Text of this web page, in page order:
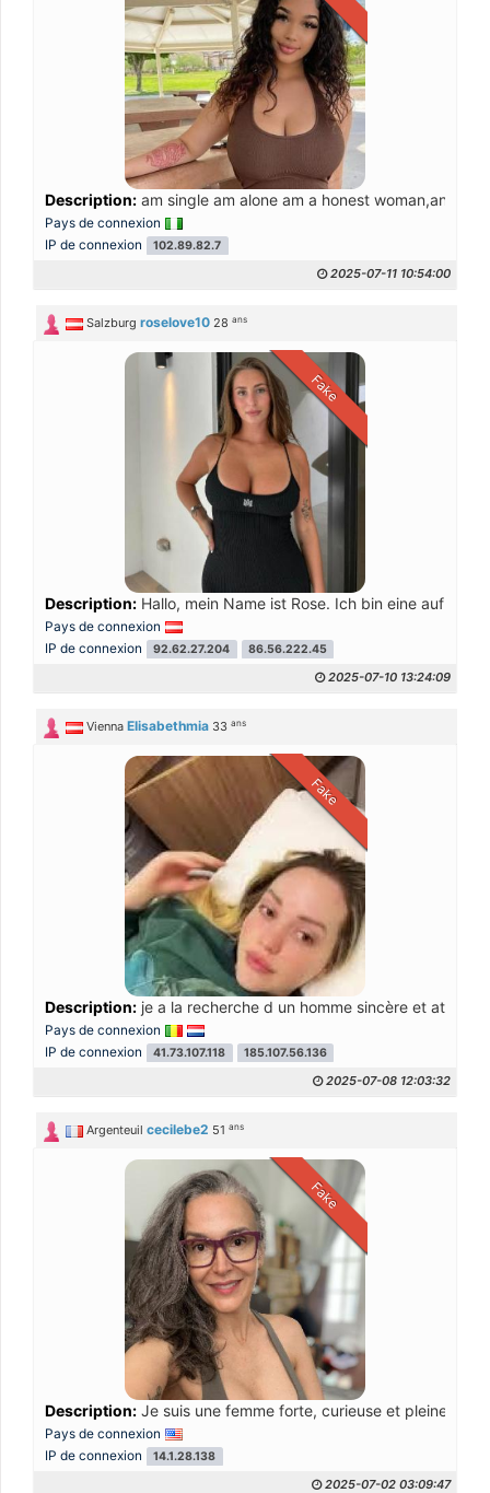
Description: am single am alone am a honest woman,and I
Pays de connexion
IP de connexion
102.89.82.7
2025-07-11 10:54:00
Salzburg roselove10 28ans
Fake
Description: Hallo, mein Name ist Rose. Ich bin eine
Pays de connexion
IP de connexion
92.62.27.204 86.56.222.45
2025-07-10 13:24:09
Vienna Elisabethmia 33ans
Fake
Description: je a la recherche d un homme sincère et
Pays de connexion
IP de connexion
41.73.107.118 185.107.56.136
2025-07-08 12:03:32
Argenteuil cecilebe2 51ans
Fake
Description: Je suis une femme forte, curieuse et pleine de
Pays de connexion
IP de connexion
14.1.28.138
2025-07-02 03:09:47